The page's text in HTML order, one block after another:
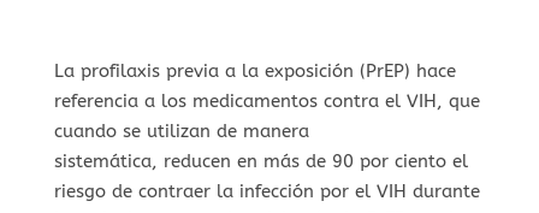
La profilaxis previa a la exposición (PrEP) hace
referencia a los medicamentos contra el VIH, que
cuando se utilizan de manera
sistemática, reducen en más de 90 por ciento el
riesgo de contraer la infección por el VIH durante